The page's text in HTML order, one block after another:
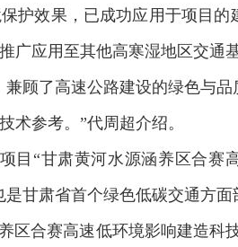
护效果，已成功应用于项目
广应用至其他高寒湿地区交通
顾了高速公路建设的绿色与
术参考。”代周超介绍。
目“甘肃黄河水源涵养区合赛
甘肃省首个绿色低碳交通方
区合赛高速低环境影响建造科
欢